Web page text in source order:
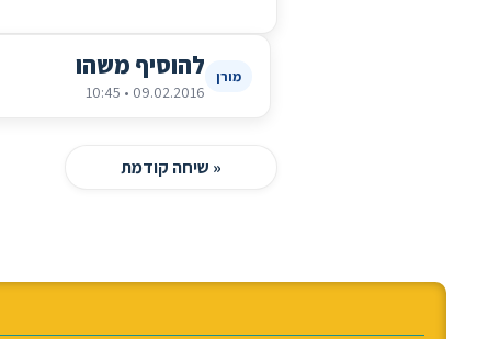
מורן להוסיף משהו
09.02.2016 • 10:45
« שיחה קודמת